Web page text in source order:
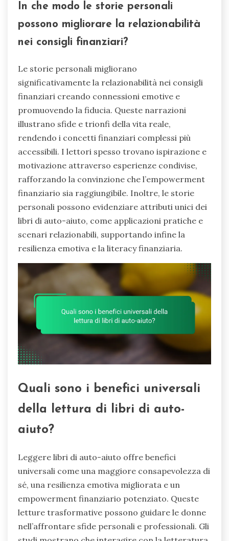
In che modo le storie personali
possono migliorare la relazionabilità
nei consigli finanziari?
Le storie personali migliorano
significativamente la relazionabilità nei consigli
finanziari creando connessioni emotive e
promuovendo la fiducia. Queste narrazioni
illustrano sfide e trionfi della vita reale,
rendendo i concetti finanziari complessi più
accessibili. I lettori spesso trovano ispirazione e
motivazione attraverso esperienze condivise,
rafforzando la convinzione che l’empowerment
finanziario sia raggiungibile. Inoltre, le storie
personali possono evidenziare attributi unici dei
libri di auto-aiuto, come applicazioni pratiche e
scenari relazionabili, supportando infine la
resilienza emotiva e la literacy finanziaria.
Quali sono i benefici universali
della lettura di libri di auto-
aiuto?
Leggere libri di auto-aiuto offre benefici
universali come una maggiore consapevolezza di
sé, una resilienza emotiva migliorata e un
empowerment finanziario potenziato. Queste
letture trasformative possono guidare le donne
nell’affrontare sfide personali e professionali. Gli